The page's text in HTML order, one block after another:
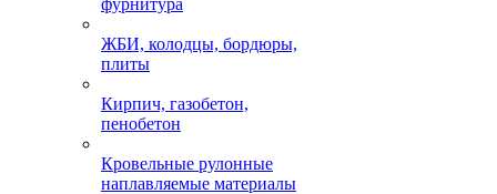
фурнитура
ЖБИ, колодцы, бордюры,
плиты
Кирпич, газобетон,
пенобетон
Кровельные рулонные
наплавляемые материалы